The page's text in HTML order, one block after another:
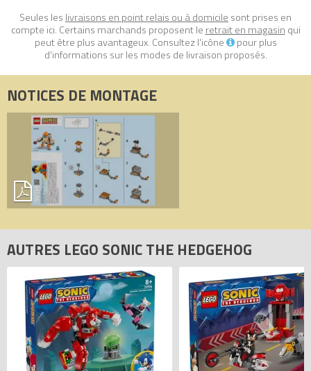
Seules les livraisons en point relais ou à domicile sont prises en
compte ici. Certains marchands proposent le retrait en magasin qui
peut être plus avantageux. Consultez l'icône
pour plus
d'informations sur les modes de livraison proposés.
NOTICES DE MONTAGE
AUTRES LEGO SONIC THE HEDGEHOG